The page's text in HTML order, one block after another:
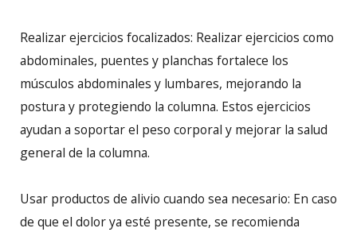
Realizar ejercicios focalizados: Realizar ejercicios como
abdominales, puentes y planchas fortalece los
músculos abdominales y lumbares, mejorando la
postura y protegiendo la columna. Estos ejercicios
ayudan a soportar el peso corporal y mejorar la salud
general de la columna.
Usar productos de alivio cuando sea necesario: En caso
de que el dolor ya esté presente, se recomienda